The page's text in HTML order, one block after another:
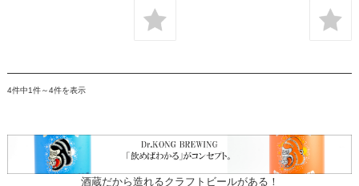
4件中1件～4件を表示
酒蔵だから造れるクラフトビールがある！